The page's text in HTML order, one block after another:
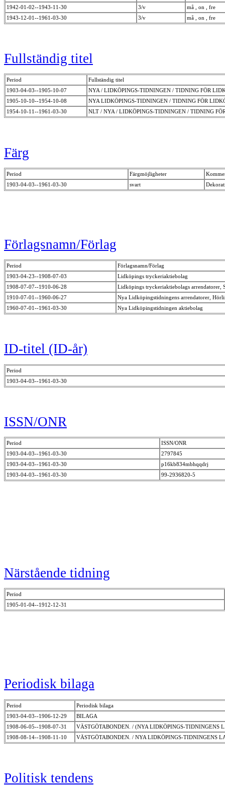
1942-01-02--1943-11-30
3/v
må , on , fre
1943-12-01--1961-03-30
3/v må , on , fre
Fullständig titel
Period
Fullständig titel
1903-04-03--1905-10-07
NYA / LIDKÖPINGS-TIDNINGEN / TIDNING FÖR
1905-10-10--1954-10-08
NYA LIDKÖPINGS-TIDNINGEN / TIDNING FÖR
1954-10-11--1961-03-30
NLT / NYA / LIDKÖPINGS-TIDNINGEN / TIDNING
Färg
Period Färgmöjligheter
1903-04-03--1961-03-30
svart
Förlagsnamn/Förlag
Period
Förlagsnamn/Förlag
1903-04-23--1908-07-03
Lidköpings tryckeriaktiebolag
1908-07-07--1910-06-28
Lidköpings tryckeriaktiebolags
1910-07-01--1960-06-27
Nya Lidköpingstidningens arrendatorer,
1960-07-01--1961-03-30
Nya Lidköpingstidningen aktiebolag
ID-titel (ID-år)
Period
1903-04-03--1961-03-30
ISSN/ONR
Period
ISSN/ONR
1903-04-03--1961-03-30
2797845
1903-04-03--1961-03-30
p16kb834mbhqqdrj
1903-04-03--1961-03-30
99-2936820-5
Närstående tidning
Period
1905-01-04--1912-12-31
Periodisk bilaga
Period
Periodisk bilaga
1903-04-03--1906-12-29
BILAGA
1908-06-05--1908-07-31
VÄSTGÖTABONDEN. / (NYA LIDKÖPINGS-
1908-08-14--1908-11-10
VÄSTGÖTABONDEN. / NYA LIDKÖPINGS-TIDNINGENS
Politisk tendens